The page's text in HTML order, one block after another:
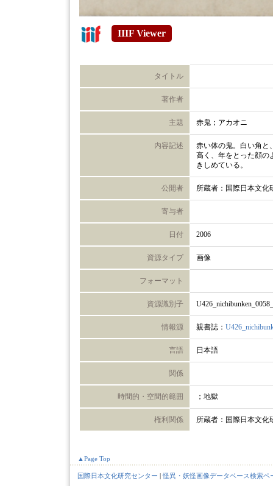
IIIF Viewer
タイトル
著作者
主題 赤鬼；アカオニ
内容記述
赤い体の鬼。白い角と
高く、年をとった顔の
きしめている。
公開者 所蔵者：国際日本文化
寄与者
日付 2006
資源タイプ 画像
フォーマット
資源識別子
情報源 親書誌：
言語 日本語
関係
時間的・空間的範囲 ；地獄
権利関係 所蔵者：国際日本文化
▲Page Top
国際日本文化研究センター |怪異・妖怪画像データベース検索ペ